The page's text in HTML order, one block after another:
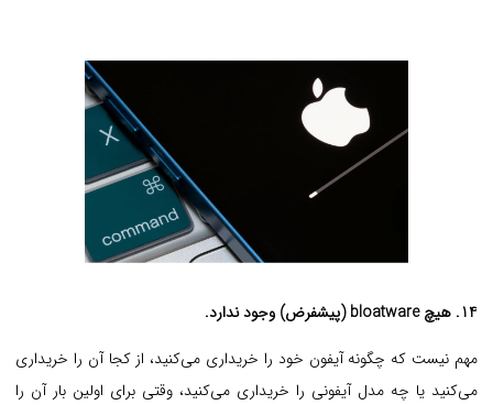
14. هیچ bloatware (پیشفرض) وجود ندارد.
مهم نیست که چگونه آیفون خود را خریداری می‌کنید، از کجا آن را خریداری
می‌کنید یا چه مدل آیفونی را خریداری می‌کنید، وقتی برای اولین بار آن را